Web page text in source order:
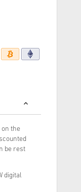
on the
be rest
digital